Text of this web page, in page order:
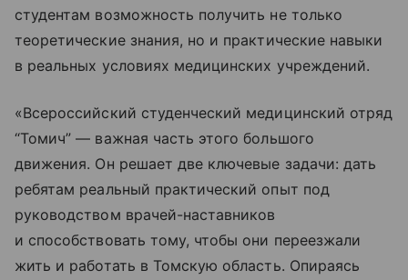
студентам возможность получить не только
теоретические знания, но и практические навыки
в реальных условиях медицинских учреждений.
«Всероссийский студенческий медицинский отряд
“Томич” — важная часть этого большого
движения. Он решает две ключевые задачи: дать
ребятам реальный практический опыт под
руководством врачей-наставников
и способствовать тому, чтобы они переезжали
жить и работать в Томскую область. Опираясь